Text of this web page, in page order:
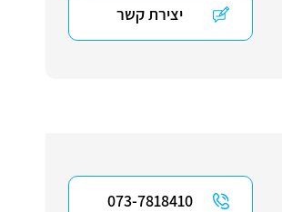
יצירת קשר
073-7818410